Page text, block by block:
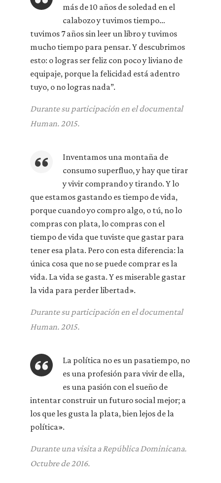
más de 10 años de soledad en el
calabozo y tuvimos tiempo…
tuvimos 7 años sin leer un libro y tuvimos
mucho tiempo para pensar. Y descubrimos
esto: o logras ser feliz con poco y liviano de
equipaje, porque la felicidad está adentro
tuyo, o no logras nada”.
Durante su participación en el documental
Human. 2015.
Inventamos una montaña de
consumo superfluo, y hay que tirar
y vivir comprando y tirando. Y lo
que estamos gastando es tiempo de vida,
porque cuando yo compro algo, o tú, no lo
compras con plata, lo compras con el
tiempo de vida que tuviste que gastar para
tener esa plata. Pero con esta diferencia: la
única cosa que no se puede comprar es la
vida. La vida se gasta. Y es miserable gastar
la vida para perder libertad».
Durante su participación en el documental
Human. 2015.
La política no es un pasatiempo, no
es una profesión para vivir de ella,
es una pasión con el sueño de
intentar construir un futuro social mejor; a
los que les gusta la plata, bien lejos de la
política».
Durante una visita a República Dominicana.
Octubre de 2016.